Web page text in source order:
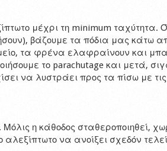
μέχρι τη minimum ταχύτητα.
βάζουμε τα πόδια μας κάτω
τα φρένα ελαφραίνουν και
το parachutage και μετά,
να λυστράει προς τα πίσω με
η κάθοδος σταθεροποιηθεί,
να ανοίξει σχεδόν